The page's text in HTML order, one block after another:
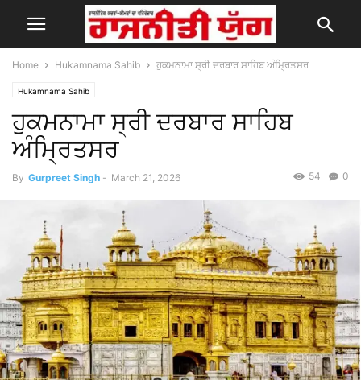
Home Hukamnama Sahib ਹੁਕਮਨਾਮਾ ਸ੍ਰੀ ਦਰਬਾਰ ਸਾਹਿਬ ਅੰਮ੍ਰਿਤਸਰ
Hukamnama Sahib
ਹੁਕਮਨਾਮਾ ਸ੍ਰੀ ਦਰਬਾਰ ਸਾਹਿਬ
ਅੰਮ੍ਰਿਤਸਰ
By Gurpreet Singh - March 21, 2026 0
54